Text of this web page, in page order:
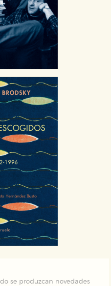
se produzcan novedades
de cookies